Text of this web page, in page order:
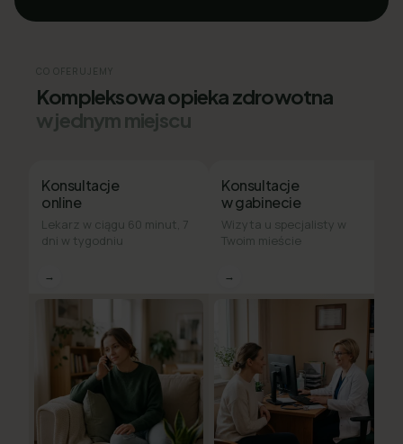
CO OFERUJEMY
Kompleksowa opieka zdrowotna
w jednym miejscu
Konsultacje
online
Lekarz w ciągu 60 minut, 7
dni w tygodniu
→
Konsultacje
w gabinecie
Wizyta u specjalisty w
Twoim mieście
→